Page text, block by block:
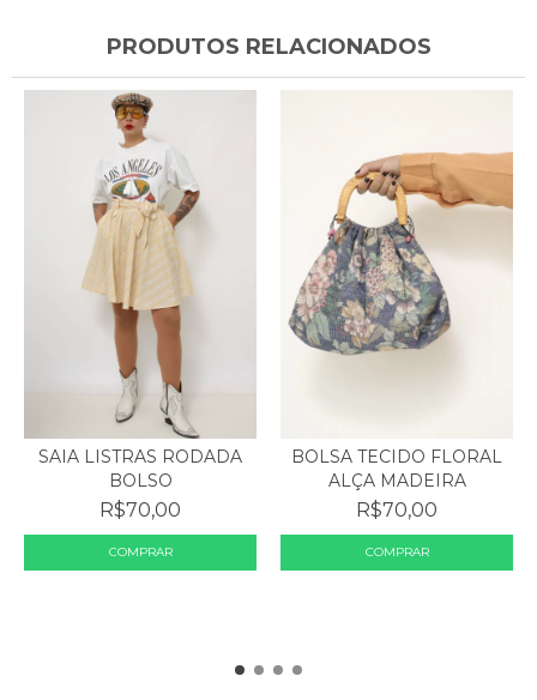
PRODUTOS RELACIONADOS
SAIA LISTRAS RODADA
BOLSO
R$70,00
BOLSA TECIDO FLORAL
ALÇA MADEIRA
R$70,00